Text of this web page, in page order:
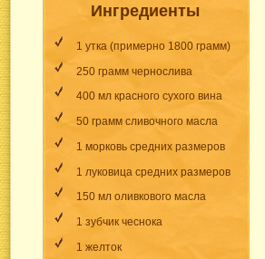
Ингредиенты
1 утка (примерно 1800 грамм)
250 грамм чернослива
400 мл красного сухого вина
50 грамм сливочного масла
1 морковь средних размеров
1 луковица средних размеров
150 мл оливкового масла
1 зубчик чеснока
1 желток